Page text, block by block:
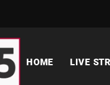
HOME LIVE